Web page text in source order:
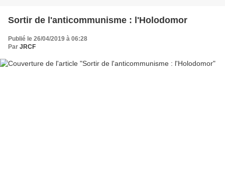
Sortir de l'anticommunisme : l'Holodomor
Publié le 26/04/2019 à 06:28
Par JRCF